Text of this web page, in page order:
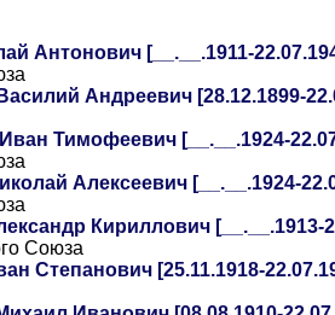
Антонович [__.__.1911-
Андреевич [28.12.1899-
Тимофеевич [__.__.1924-
Алексеевич [__.__.1924-
Кириллович [__.__.1913-
Союза
Степанович [25.11.1918-